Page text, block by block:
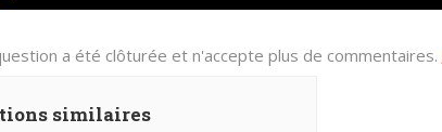
a été clôturée et n'accepte plus de commentaires.
similaires